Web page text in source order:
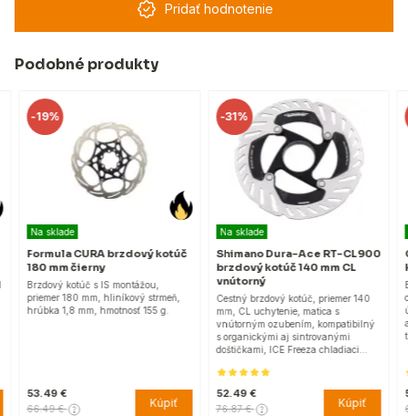
Pridať hodnotenie
Podobné produkty
-19%
Na sklade
Formula CURA brzdový kotúč
180 mm čierny
Brzdový kotúč s IS montážou,
priemer 180 mm, hliníkový strmeň,
hrúbka 1,8 mm, hmotnosť 155 g.
53.49 €
66.49 € Kúpiť
-31%
Na sklade
Shimano Dura-Ace RT-CL900
brzdový kotúč 140 mm CL
vnútorný
Cestný brzdový kotúč, priemer 140
mm, CL uchytenie, matica s
vnútorným ozubením, kompatibilný
s organickými aj sintrovanými
doštičkami, ICE Freeza chladiaci…
52.49 €
76.87 € Kúpiť
-